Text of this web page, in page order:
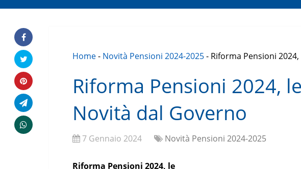
Home- Novità Pensioni 2024-2025- Riforma Pensioni
Riforma Pensioni 2024,
Novità dal Governo
7 Gennaio 2024 Novità Pensioni 2024-2025
Riforma Pensioni 2024, le